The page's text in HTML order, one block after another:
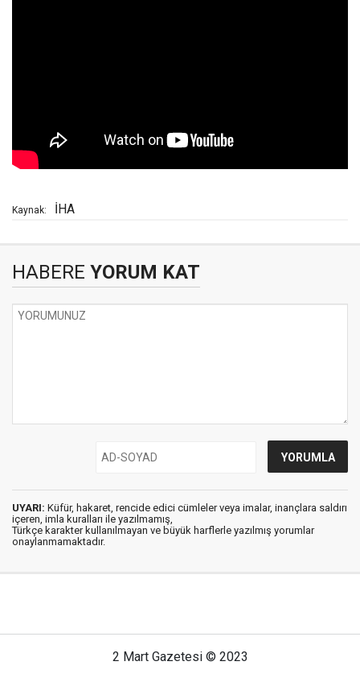
Kaynak: İHA
HABERE YORUM KAT
UYARI: Küfür, hakaret, rencide edici cümleler veya imalar, inançlara saldırı
içeren, imla kuralları ile yazılmamış,
Türkçe karakter kullanılmayan ve büyük harflerle yazılmış yorumlar
onaylanmamaktadır.
2 Mart Gazetesi © 2023